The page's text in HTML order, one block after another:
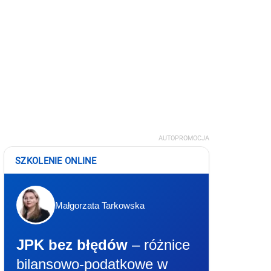
AUTOPROMOCJA
SZKOLENIE ONLINE
Małgorzata Tarkowska
JPK bez błędów – różnice
bilansowo-podatkowe w